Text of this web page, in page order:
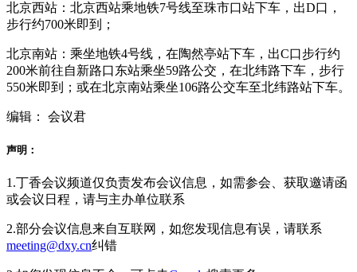
北京西站：北京西站乘地铁7号线至珠市口站下车，出D口，
步行约700米即到；
北京南站：乘坐地铁4号线，在陶然亭站下车，出C口步行约
200米前往自新路口东站乘坐59路公交，在北纬路下车，步行
550米即到；或在北京南站乘坐106路公交车至北纬路站下车。
编辑： 会议君
声明：
1.丁香会议频道仅负责发布会议信息，如需参会、获取邀请函
或会议日程，请与主办单位联系
2.部分会议信息来自互联网，如您发现信息有误，请联系
meeting@dxy.cn纠错